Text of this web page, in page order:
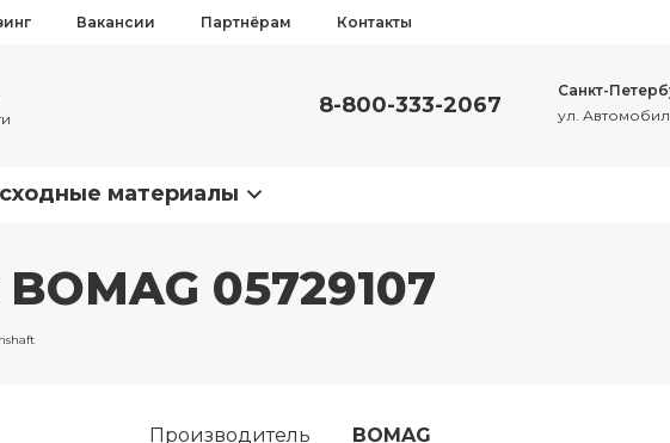
Вакансии Партнёрам Контакты
8-800-333-2067
Санкт-
ул.
материалы
05729107
Производитель
BOMAG